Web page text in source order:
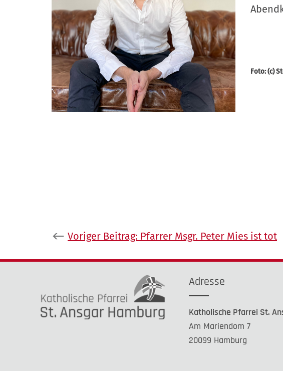
Foto:(c)
Beitragsnavigation
Voriger Beitrag: Pfarrer Msgr. Peter Mies ist tot
Adresse
Katholische Pfarrei St.
Am Mariendom 7
20099 Hamburg